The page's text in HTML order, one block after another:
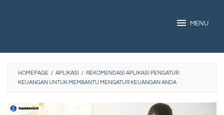
MENU
HOMEPAGE / APLIKASI / REKOMENDASI APLIKASI PENGATUR
KEUANGAN UNTUK MEMBANTU MENGATUR KEUANGAN ANDA